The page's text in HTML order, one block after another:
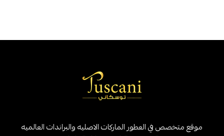
موقع متخصص في العطور الماركات الاصليه والبراندات العالميه